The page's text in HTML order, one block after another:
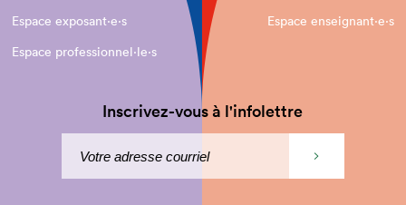
Espace exposant·e⋅s
Espace enseignant·e⋅s
Espace professionnel·le⋅s
Inscrivez-vous à l'infolettre